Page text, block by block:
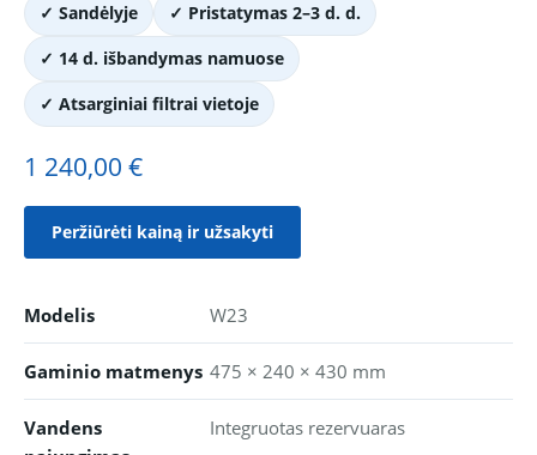
✓ Sandėlyje
✓ Pristatymas 2–3 d. d.
✓ 14 d. išbandymas namuose
✓ Atsarginiai filtrai vietoje
1 240,00 €
Peržiūrėti kainą ir užsakyti
Modelis W23
Gaminio matmenys 475 × 240 × 430 mm
Vandens
Integruotas rezervuaras